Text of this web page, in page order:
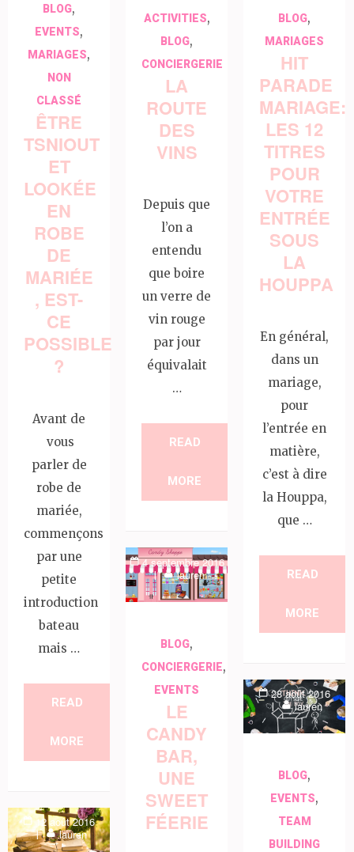
BLOG,
EVENTS,
MARIAGES,
NON
CLASSÉ
ÊTRE
TSNIOUT
ET
LOOKÉE
EN
ROBE
DE
MARIÉE
, EST-
CE
POSSIBLE
?
Avant de
vous
parler de
robe de
mariée,
commençons
par une
petite
introduction
bateau
mais …
READ
MORE
ACTIVITIES,
BLOG,
CONCIERGERIE
LA
ROUTE
DES
VINS
Depuis que
l’on a
entendu
que boire
un verre de
vin rouge
par jour
équivalait
…
READ
MORE
BLOG,
MARIAGES
HIT
PARADE
MARIAGE:
LES 12
TITRES
POUR
VOTRE
ENTRÉE
SOUS
LA
HOUPPA
En général,
dans un
mariage,
pour
l’entrée en
matière,
c’est à dire
la Houppa,
que …
READ
MORE
4 septembre 2016
lauren
BLOG,
CONCIERGERIE,
EVENTS
LE
CANDY
BAR,
UNE
SWEET
FÉERIE
28 août 2016
lauren
BLOG,
EVENTS,
TEAM
BUILDING
12 août 2016
lauren